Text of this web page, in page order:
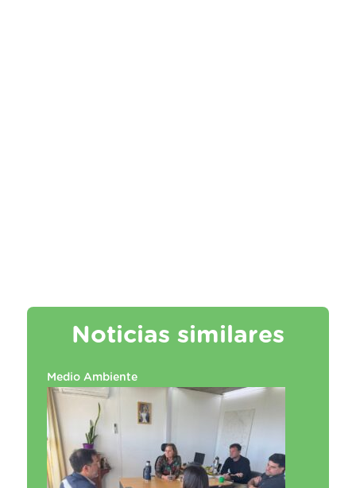
Noticias similares
Medio Ambiente